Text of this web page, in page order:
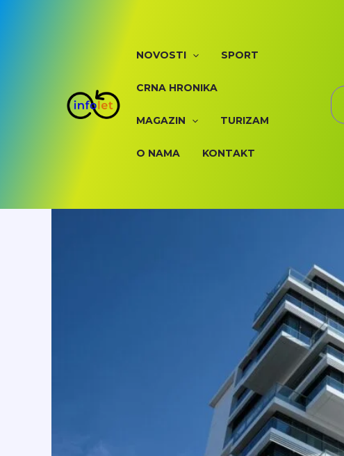
NOVOSTI SPORT
CRNA HRONIKA
MAGAZIN TURIZAM
O NAMA KONTAKT